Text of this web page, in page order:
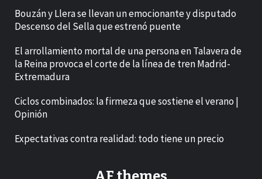
Bouzán y Llera se llevan un emocionante y disputado
Descenso del Sella que estrenó puente
El arrollamiento mortal de una persona en Talavera de
la Reina provoca el corte de la línea de tren Madrid-
Extremadura
Ciclos combinados: la firmeza que sostiene el verano |
Opinión
Expectativas contra realidad: todo tiene un precio